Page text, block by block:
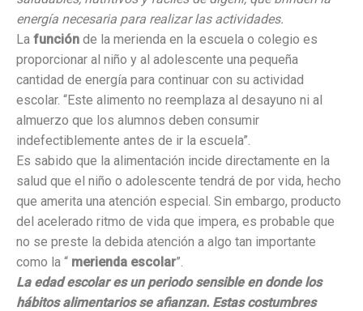
energía necesaria para realizar las actividades.
La función de la merienda en la escuela o colegio es
proporcionar al niño y al adolescente una pequeña
cantidad de energía para continuar con su actividad
escolar. “Este alimento no reemplaza al desayuno ni al
almuerzo que los alumnos deben consumir
indefectiblemente antes de ir la escuela”.
Es sabido que la alimentación incide directamente en la
salud que el niño o adolescente tendrá de por vida, hecho
que amerita una atención especial. Sin embargo, producto
del acelerado ritmo de vida que impera, es probable que
no se preste la debida atención a algo tan importante
como la “ merienda escolar”.
La edad escolar es un periodo sensible en donde los
hábitos alimentarios se afianzan. Estas costumbres